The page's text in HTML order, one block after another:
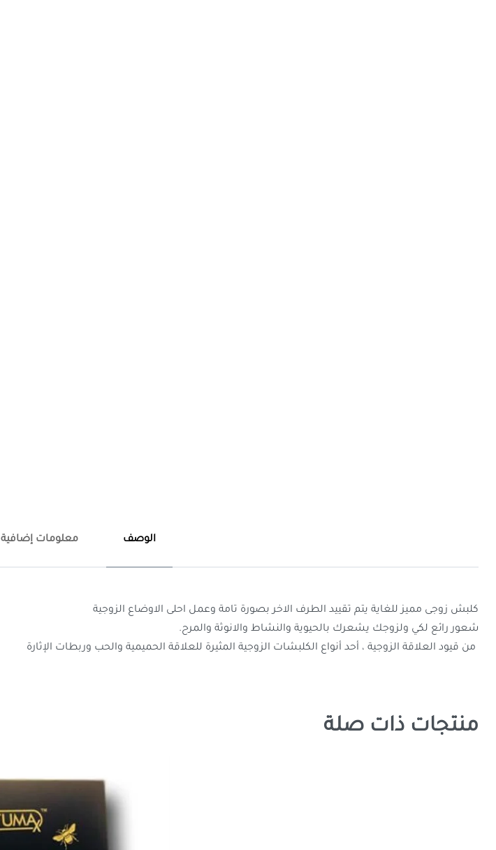
الوصف معلومات إضافية
كلبش زوجى مميز للغاية يتم تقييد الطرف الاخر بصورة تامة وعمل احلى الاوضاع الزوجية
شعور رائع لكي ولزوجك يشعرك بالحيوية والنشاط والانوثة والمرح.
من قيود العلاقة الزوجية ، أحد أنواع الكلبشات الزوجية المثيرة للعلاقة الحميمية والحب وربطات الإثارة
منتجات ذات صلة